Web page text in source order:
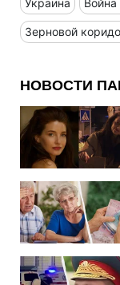
Зерновой